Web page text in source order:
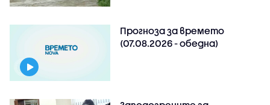
Прогноза за времето
(07.08.2026 - обедна)